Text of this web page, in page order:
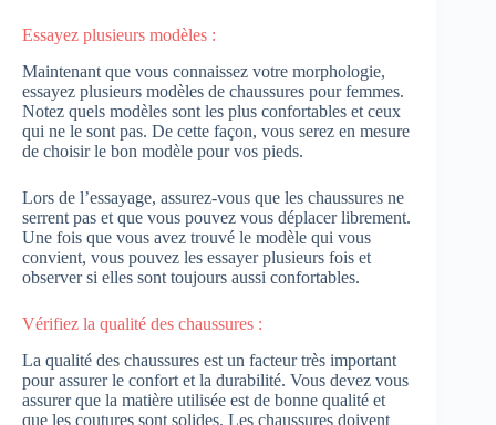
Essayez plusieurs modèles :
Maintenant que vous connaissez votre morphologie,
essayez plusieurs modèles de chaussures pour femmes.
Notez quels modèles sont les plus confortables et ceux
qui ne le sont pas. De cette façon, vous serez en mesure
de choisir le bon modèle pour vos pieds.
Lors de l’essayage, assurez-vous que les chaussures ne
serrent pas et que vous pouvez vous déplacer librement.
Une fois que vous avez trouvé le modèle qui vous
convient, vous pouvez les essayer plusieurs fois et
observer si elles sont toujours aussi confortables.
Vérifiez la qualité des chaussures :
La qualité des chaussures est un facteur très important
pour assurer le confort et la durabilité. Vous devez vous
assurer que la matière utilisée est de bonne qualité et
que les coutures sont solides. Les chaussures doivent